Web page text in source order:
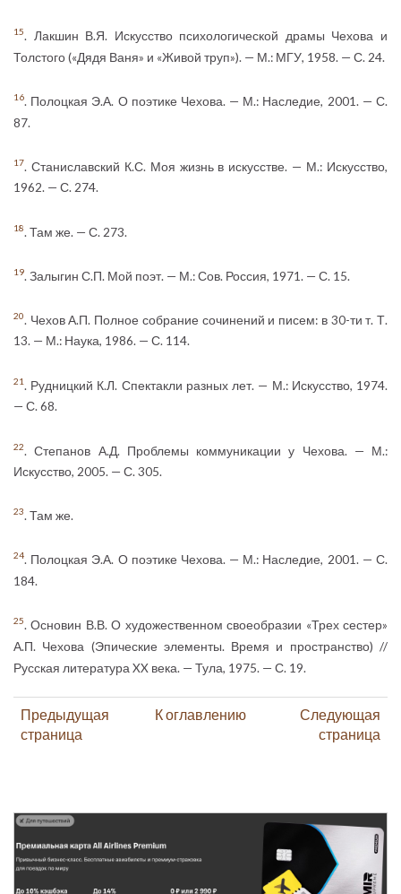
15. Лакшин В.Я. Искусство психологической драмы Чехова и
Толстого («Дядя Ваня» и «Живой труп»). — М.: МГУ, 1958. — С. 24.
16. Полоцкая Э.А. О поэтике Чехова. — М.: Наследие, 2001. — С.
87.
17. Станиславский К.С. Моя жизнь в искусстве. — М.: Искусство,
1962. — С. 274.
18. Там же. — С. 273.
19. Залыгин С.П. Мой поэт. — М.: Сов. Россия, 1971. — С. 15.
20
. Чехов А.П. Полное собрание сочинений и писем: в 30-ти т. Т.
13. — М.: Наука, 1986. — С. 114.
21
. Рудницкий К.Л. Спектакли разных лет. — М.: Искусство, 1974.
— С. 68.
22
. Степанов А.Д. Проблемы коммуникации у Чехова. — М.:
Искусство, 2005. — С. 305.
23. Там же.
24. Полоцкая Э.А. О поэтике Чехова. — М.: Наследие, 2001. — С.
184.
25. Основин В.В. О художественном своеобразии «Трех сестер»
А.П. Чехова (Эпические элементы. Время и пространство) //
Русская литература XX века. — Тула, 1975. — С. 19.
Предыдущая
страница
К оглавлению
Следующая
страница